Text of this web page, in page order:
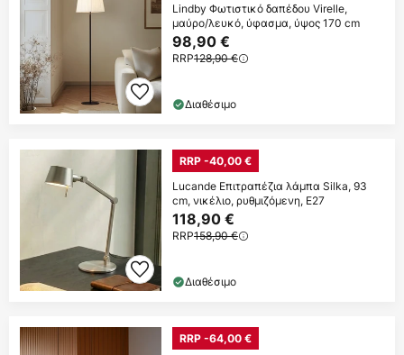
Lindby Φωτιστικό δαπέδου Virelle,
μαύρο/λευκό, ύφασμα, ύψος 170 cm
98,90 €
RRP128,90 €
Διαθέσιμο
RRP -40,00 €
Lucande Επιτραπέζια λάμπα Silka, 93
cm, νικέλιο, ρυθμιζόμενη, E27
118,90 €
RRP158,90 €
Διαθέσιμο
RRP -64,00 €